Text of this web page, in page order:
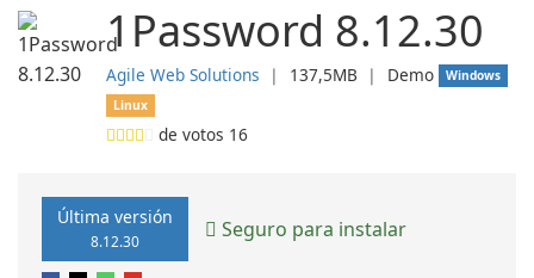
1Password 8.12.30
Agile Web Solutions ❘ 137,5MB ❘ Demo
Windows
Linux
de votos 16
Última versión
8.12.30 Seguro para instalar